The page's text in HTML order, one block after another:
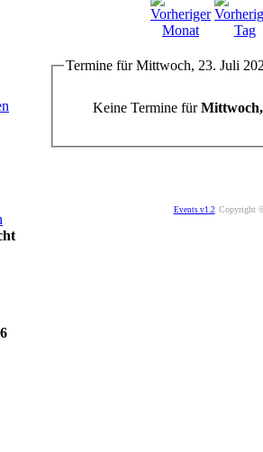
Termine für Mittwoch, 23. Juli
Keine Termine für
Events v1.2 Copyright